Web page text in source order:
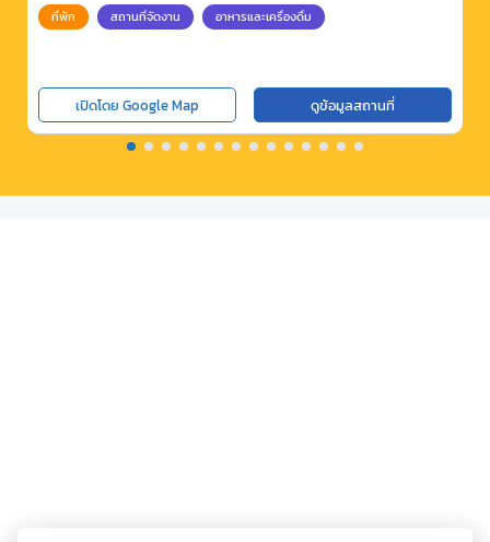
ที่พัก สถานที่จัดงาน อาหารและเครื่องดื่ม
เปิดโดย Google Map ดูข้อมูลสถานที่